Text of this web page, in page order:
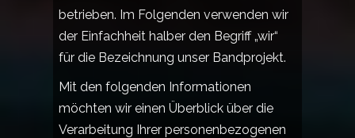
betrieben. Im Folgenden verwenden wir
der Einfachheit halber den Begriff „wir“
für die Bezeichnung unser Bandprojekt.
Mit den folgenden Informationen
möchten wir einen Überblick über die
Verarbeitung Ihrer personenbezogenen